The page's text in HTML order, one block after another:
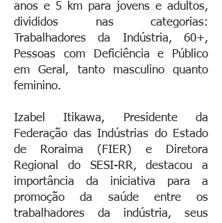
anos e 5 km para jovens e adultos,
divididos nas categorias:
Trabalhadores da Indústria, 60+,
Pessoas com Deficiência e Público
em Geral, tanto masculino quanto
feminino.
Izabel Itikawa, Presidente da
Federação das Indústrias do Estado
de Roraima (FIER) e Diretora
Regional do SESI-RR, destacou a
importância da iniciativa para a
promoção da saúde entre os
trabalhadores da indústria, seus